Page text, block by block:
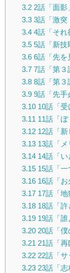
3.22話「面影
3.33話「激突
3.44話「それ
3.55話「新技
3.66話「先を
3.77話「第３
3.88話「第３
3.99話「先手
3.1010話「受
3.11 11話「ぼ
3.1212話「新
3.1313話「メ
3.1414話「い
3.1515話「一
3.1616話「お
3.1717話「地
3.1818話「許
3.1919話「誰
3.2020話「僕
3.21 21話「再
3.2222話「サ
3.2323話「志